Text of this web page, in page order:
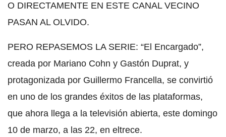
O DIRECTAMENTE EN ESTE CANAL VECINO
PASAN AL OLVIDO.
PERO REPASEMOS LA SERIE: “El Encargado”,
creada por Mariano Cohn y Gastón Duprat, y
protagonizada por Guillermo Francella, se convirtió
en uno de los grandes éxitos de las plataformas,
que ahora llega a la televisión abierta, este domingo
10 de marzo, a las 22, en eltrece.